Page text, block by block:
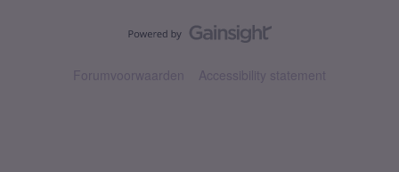
Forumvoorwaarden Accessibility statement